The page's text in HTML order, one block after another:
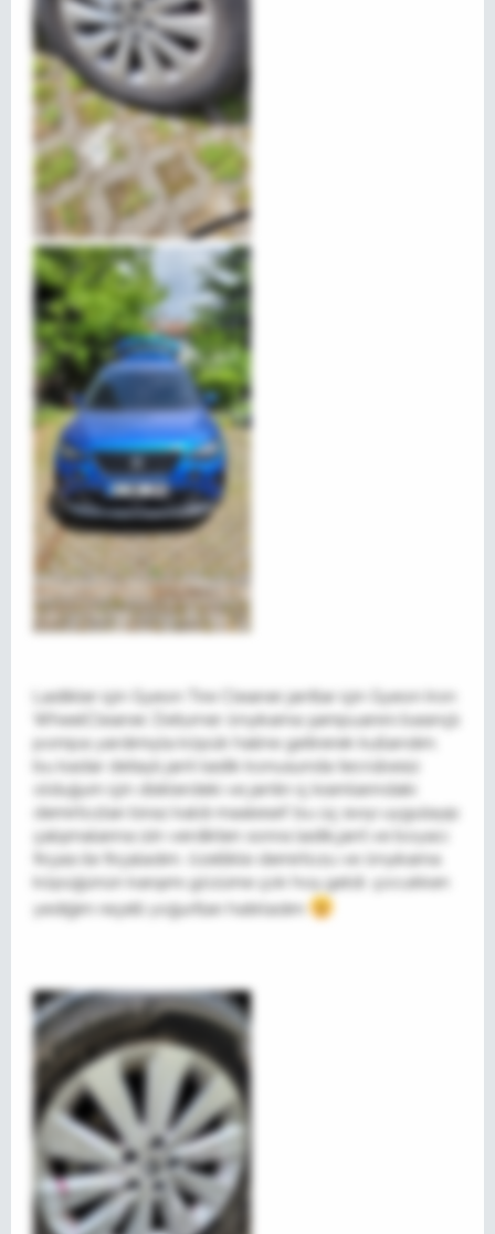
Lastikler için Gyeon Tire Cleaner jantlar için Gyeon Iron
WheelCleaner, Deturner önyıkama şampuanını basınçlı
pompa yardımıyla köpük haline getirerek kullandım.
bu kadar detaylı jant-lastik konusunda tecrübesiz
olduğum için disklerdeki ve jantın iç kısımlarındaki
demirtozları biraz kaldı maalesef. bu üç sıvıyı uygulayıp
çalışmalarına izin verdikten sonra lastik,jant ve boyacı
fırçası ile fırçaladım. özellikle demirtozu ve önyıkama
köpüğünün karışımı gözüme çok hoş geldi. çocukken
yediğim reçelli yoğurtları hatırladım